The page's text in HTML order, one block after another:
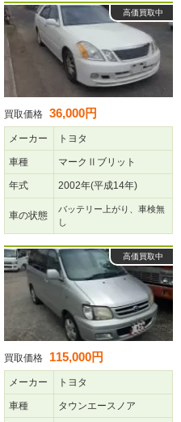
高価買取中
買取価格 36,000円
メーカー トヨタ
車種 マークⅡブリット
年式 2002年(平成14年)
車の状態
バッテリー上がり、車検無
し
高価買取中
買取価格 115,000円
メーカー トヨタ
車種 タウンエースノア